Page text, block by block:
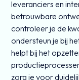
leveranciers en
betrouwbare
controleer je de
ondersteun je bij
helpt bij het
zorg je voor